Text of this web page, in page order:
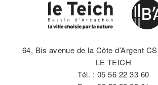
64, Bis avenue de la Côte d’Argent
LE TEICH
Tél. : 05 56 22 33 60